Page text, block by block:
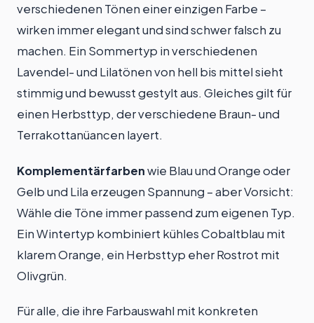
verschiedenen Tönen einer einzigen Farbe –
wirken immer elegant und sind schwer falsch zu
machen. Ein Sommertyp in verschiedenen
Lavendel- und Lilatönen von hell bis mittel sieht
stimmig und bewusst gestylt aus. Gleiches gilt für
einen Herbsttyp, der verschiedene Braun- und
Terrakottanüancen layert.
Komplementärfarbenwie Blau und Orange oder
Gelb und Lila erzeugen Spannung – aber Vorsicht:
Wähle die Töne immer passend zum eigenen Typ.
Ein Wintertyp kombiniert kühles Cobaltblau mit
klarem Orange, ein Herbsttyp eher Rostrot mit
Olivgrün.
Für alle, die ihre Farbauswahl mit konkreten